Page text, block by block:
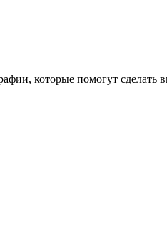
которые помогут сделать